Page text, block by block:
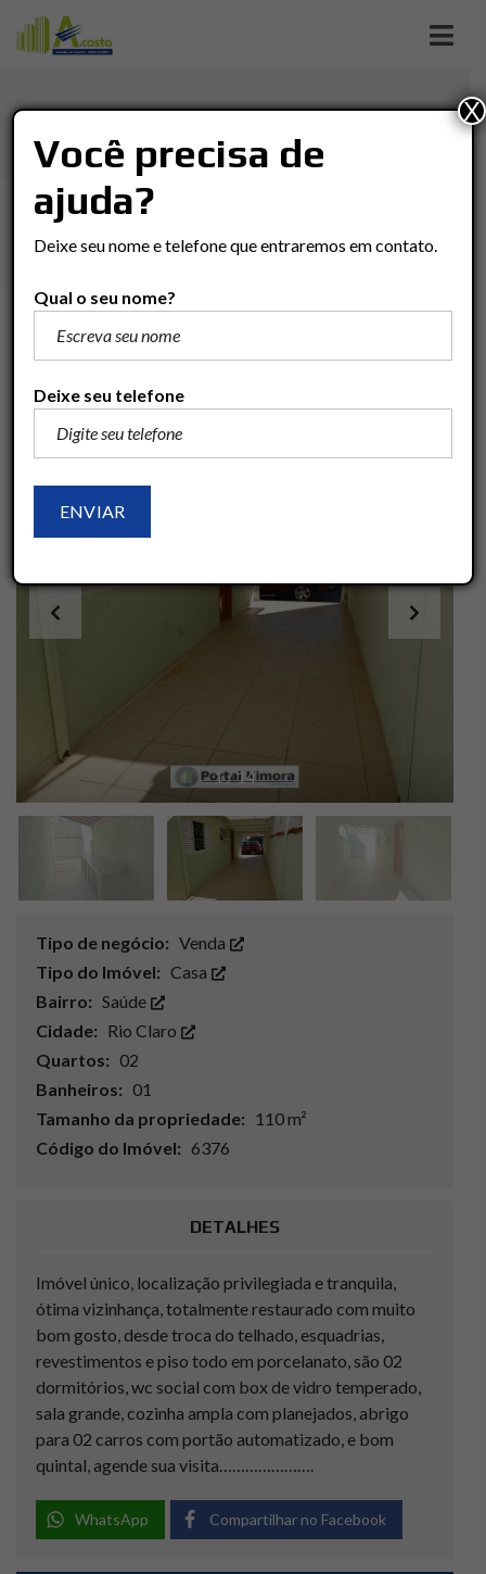
Imóveis Casa
R$350.000
1/14
Tipo de negócio: Venda
Tipo do Imóvel: Casa
Bairro: Saúde
Cidade: Rio Claro
Quartos: 02
Banheiros: 01
Tamanho da propriedade: 110 m²
Código do Imóvel: 6376
DETALHES
Imóvel único, localização privilegiada e tranquila,
ótima vizinhança, totalmente restaurado com muito
bom gosto, desde troca do telhado, esquadrias,
revestimentos e piso todo em porcelanato, são 02
dormitórios, wc social com box de vidro temperado,
sala grande, cozinha ampla com planejados, abrigo
para 02 carros com portão automatizado, e bom
quintal, agende sua visita………………….
WhatsApp Compartilhar no Facebook
Você precisa de
ajuda?
Deixe seu nome e telefone que entraremos em contato.
Qual o seu nome?
Deixe seu telefone
X